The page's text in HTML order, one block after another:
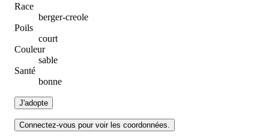
Race
berger-creole
Poils
court
Couleur
sable
Santé
bonne
J'adopte
Connectez-vous pour voir les coordonnées.